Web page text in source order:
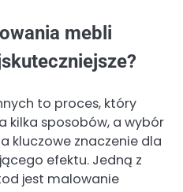
mebli
to proces, który
kilka sposobów, a wybór
kluczowe znaczenie dla
efektu. Jedną z
jest malowanie